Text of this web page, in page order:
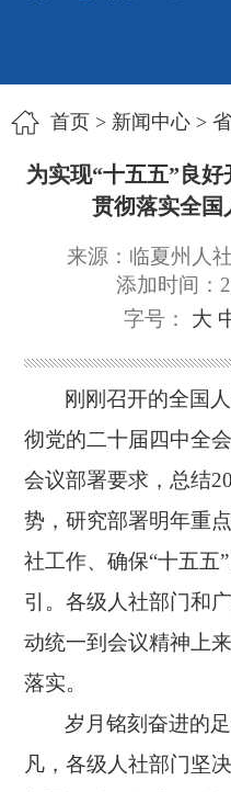
首页> 新闻中心>
为实现“十五五”良
贯彻落实全国
来源：临夏州人
添加时间：
字号： 大
刚刚召开的全国
彻党的二十届四中全
会议部署要求，总结
势，研究部署明年重
社工作、确保“十五五
引。各级人社部门和
动统一到会议精神上
落实。
岁月铭刻奋进的
凡，各级人社部门坚